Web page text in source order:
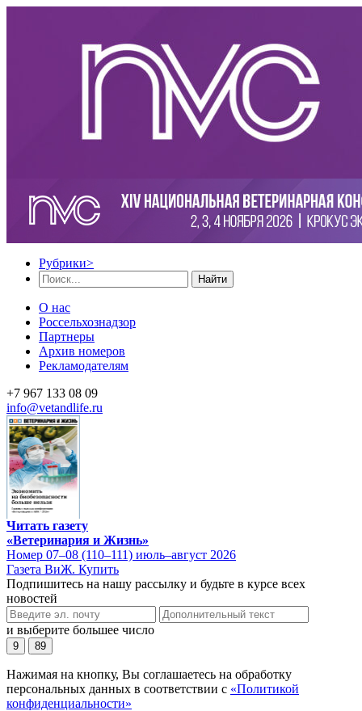
Рубрики>
Найти
О нас
Россельхознадзор
Партнеры
Архив номеров
Рекламодателям
+7 967 133 08 09
info@vetandlife.ru
Читать газету
«Ветеринария и Жизнь»
Номер 07–08 (110–111) июль–август 2026
Газета ВиЖ. Купить
Подпишитесь на нашу рассылку и будьте в курсе всех
новостей
и выберите большее число
9 89
Нажимая на кнопку, Вы соглашаетесь на обработку
персональных данных в соответствии с «Политикой
конфиденциальности»